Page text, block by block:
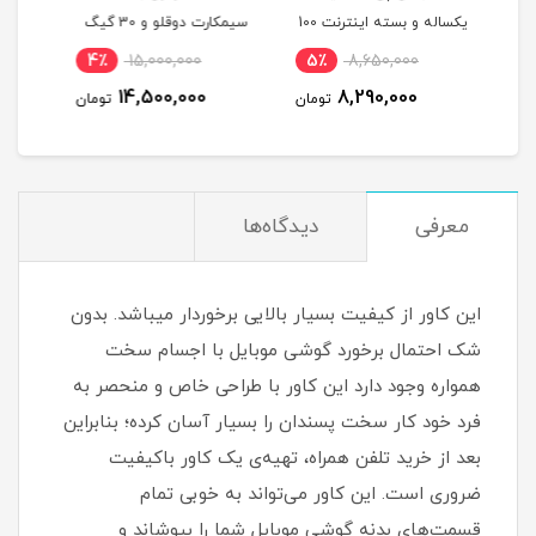
سیمکارت دوقلو و 30 گیگ
اینترنت یک ماهه
15,000,000 4٪
14,500,000 تومان
LTE
18,800,000 6٪
17,800,000 تومان
معرفی دیدگاه‌ها
این کاور از کیفیت بسیار بالایی برخوردار میباشد. بدون
شک احتمال برخورد گوشی موبایل با اجسام سخت
همواره وجود دارد این کاور با طراحی خاص و منحصر به
فرد خود کار سخت پسندان را بسیار آسان کرده؛ بنابراین
بعد از خرید تلفن همراه، تهیه‌ی یک کاور با‌کیفیت
ضروری است‏.‏ این کاور می‌تواند به خوبی تمام
قسمت‌های بدنه گوشی موبایل شما را بپوشاند و